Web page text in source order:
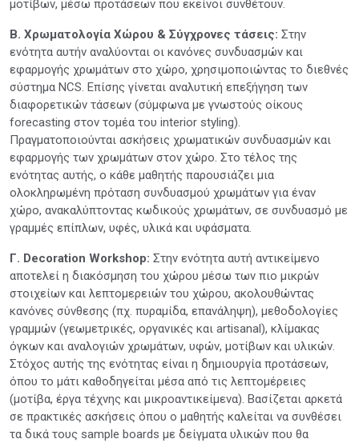
μοτίβων, μέσω προτάσεων που εκείνοι συνθέτουν.
Β. Χρωματολογία Χώρου & Σύγχρονες τάσεις: Στην
ενότητα αυτήν αναλύονται οι κανόνες συνδυασμών και
εφαρμογής χρωμάτων στο χώρο, χρησιμοποιώντας το διεθνές
σύστημα NCS. Επίσης γίνεται αναλυτική επεξήγηση των
διαφορετικών τάσεων (σύμφωνα με γνωστούς οίκους
forecasting στον τομέα του interior styling).
Πραγματοποιούνται ασκήσεις χρωματικών συνδυασμών και
εφαρμογής των χρωμάτων στον χώρο. Στο τέλος της
ενότητας αυτής, ο κάθε μαθητής παρουσιάζει μια
ολοκληρωμένη πρόταση συνδυασμού χρωμάτων για έναν
χώρο, ανακαλύπτοντας κωδικούς χρωμάτων, σε συνδυασμό με
γραμμές επίπλων, υφές, υλικά και υφάσματα.
Γ. Decoration Workshop: Στην ενότητα αυτή αντικείμενο
αποτελεί η διακόσμηση του χώρου μέσω των πιο μικρών
στοιχείων και λεπτομερειών του χώρου, ακολουθώντας
κανόνες σύνθεσης (πχ. πυραμίδα, επανάληψη), μεθοδολογίες
γραμμών (γεωμετρικές, οργανικές και artisanal), κλίμακας
όγκων και αναλογιών χρωμάτων, υφών, μοτίβων και υλικών.
Στόχος αυτής της ενότητας είναι η δημιουργία προτάσεων,
όπου το μάτι καθοδηγείται μέσα από τις λεπτομέρειες
(μοτίβα, έργα τέχνης και μικροαντικείμενα). Βασίζεται αρκετά
σε πρακτικές ασκήσεις όπου ο μαθητής καλείται να συνθέσει
τα δικά τους sample boards με δείγματα υλικών που θα